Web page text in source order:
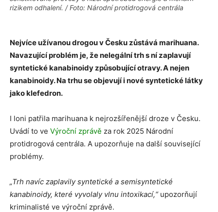
rizikem odhalení. / Foto: Národní protidrogová centrála
Nejvíce užívanou drogou v Česku zůstává marihuana.
Navazující problém je, že nelegální trh s ní zaplavují
syntetické kanabinoidy způsobující otravy. A nejen
kanabinoidy. Na trhu se objevují i nové syntetické látky
jako klefedron.
I loni patřila marihuana k nejrozšířenější droze v Česku.
Uvádí to ve Výroční zprávě za rok 2025 Národní
protidrogová centrála. A upozorňuje na další související
problémy.
„Trh navíc zaplavily syntetické a semisyntetické
kanabinoidy, které vyvolaly vlnu intoxikací,“ upozorňují
kriminalisté ve výroční zprávě.